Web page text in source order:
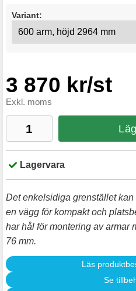
Variant:
3 870 kr/st
Exkl. moms
Lagervara
Det enkelsidiga grenstället
en vägg för kompakt och
har hål för montering av armar
76 mm.
Läs
Se